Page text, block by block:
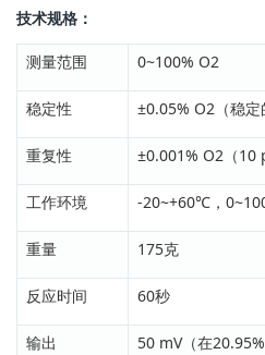
技术规格：
测量范围 0~100% O2
稳定性 ±0.05% O2（稳定
重复性 ±0.001% O2（10
工作环境 -20~+60℃，
重量 175克
反应时间 60秒
输出 50 mV（在20.95%